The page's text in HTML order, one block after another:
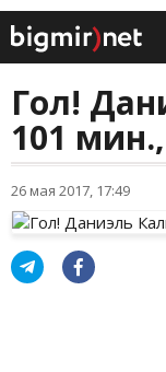
Гол!
101
26 мая 2017, 17:49